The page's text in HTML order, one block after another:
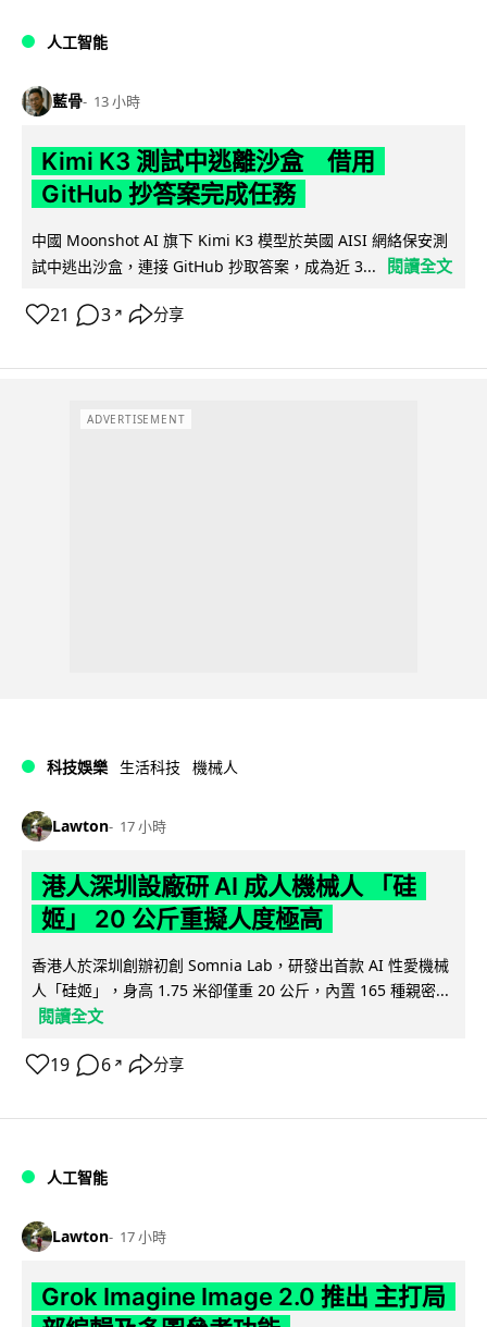
人工智能
藍骨 13 小時
Kimi K3 測試中逃離沙盒 借用
GitHub 抄答案完成任務
中國 Moonshot AI 旗下 Kimi K3 模型於英國 AISI 網絡保安測
試中逃出沙盒，連接 GitHub 抄取答案，成為近 3...
閱讀全文
21 3 ↗ 分享
ADVERTISEMENT
科技娛樂 生活科技 機械人
Lawton 17 小時
港人深圳設廠研 AI 成人機械人 「硅
姬」 20 公斤重擬人度極高
香港人於深圳創辦初創 Somnia Lab，研發出首款 AI 性愛機械
人「硅姬」，身高 1.75 米卻僅重 20 公斤，內置 165 種親密...
閱讀全文
19 6 ↗ 分享
人工智能
Lawton 17 小時
Grok Imagine Image 2.0 推出 主打局